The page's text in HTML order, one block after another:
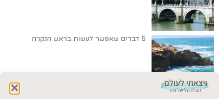
6 דברים שאפשר לעשות בראש הנקרה